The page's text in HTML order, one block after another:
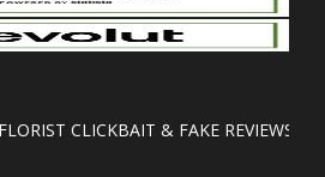
CLICKBAIT & FAKE REVIEWS